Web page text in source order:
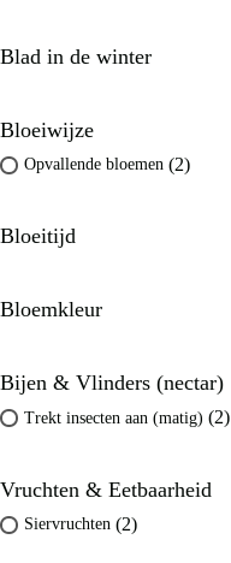
Blad in de winter
Bloeiwijze
Opvallende bloemen (2)
Bloeitijd
Bloemkleur
Bijen & Vlinders (nectar)
Trekt insecten aan (matig) (2)
Vruchten & Eetbaarheid
Siervruchten (2)